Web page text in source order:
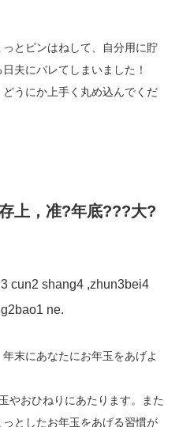
とピンはねして、自分用に貯
日夫にバレてしまいました！
うにか上手く丸め込んでくだ
上，准?年底???大?
cun2 shang4 ,zhun3bei4
ne.
末にあなたにお年玉をあげよ
やおひねりにあたります。また
としたお年玉をあげる習慣が